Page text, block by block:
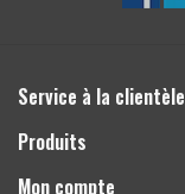
Service à la clientèle
Produits
Mon compte